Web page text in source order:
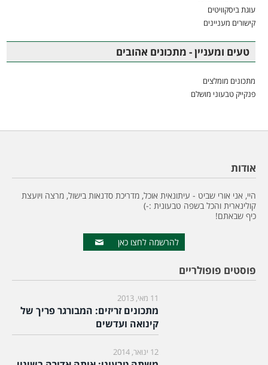
עוגת ביסקוויטים
קישורים מעניינים
טעים ומעניין - מתכונים אהובים
מתכונים מומלצים
פנקייק טבעוני מושלם
אודות
היי, אני אורי שביט - עיתונאית אוכל, מדריכת סדנאות בישול, מרצה ויועצת
קולינארית והכל בשפה טבעונית :-)
כיף שבאתם!
להרשמה לחצו כאן
פוסטים פופולריים
11 מאי, 2013
מתכונים זריזים: המבורגר פריך של
קינואה ועדשים
12 ינואר, 2014